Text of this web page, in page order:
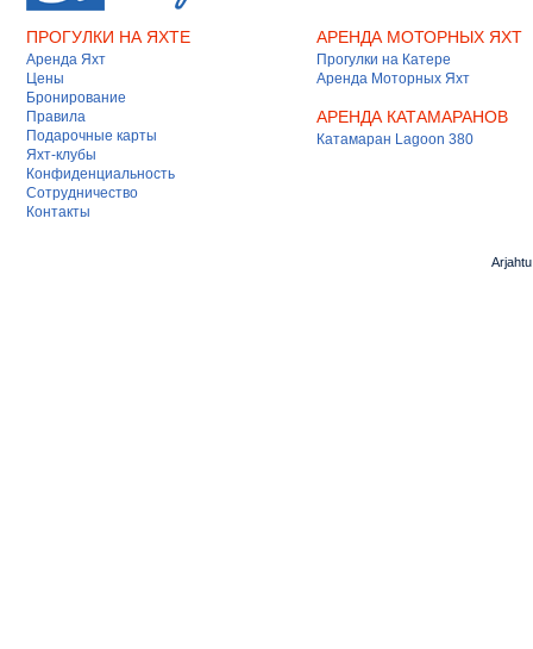
ПРОГУЛКИ НА ЯХТЕ
Аренда Яхт
Цены
Бронирование
Правила
Подарочные карты
Яхт-клубы
Конфиденциальность
Сотрудничество
Контакты
АРЕНДА МОТОРНЫХ ЯХТ
Прогулки на Катере
Аренда Моторных Яхт
АРЕНДА КАТАМАРАНОВ
Катамаран Lagoon 380